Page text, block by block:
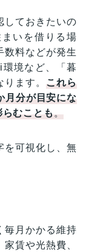
しておきたいの
いを借りる場
数料などが発生
境など、「暮
ります。これら
月分が目安にな
らむことも。
を可視化し、無
毎月かかる維持
賃や光熱費、